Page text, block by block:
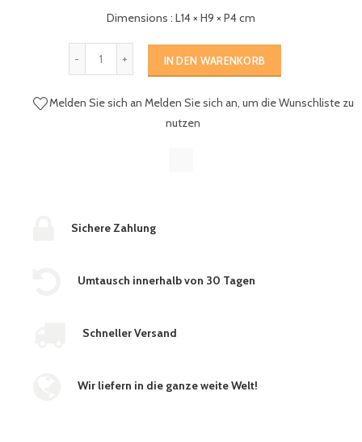
Dimensions : L14 × H9 × P4 cm
IN DEN WARENKORB
Melden Sie sich an Melden Sie sich an, um die Wunschliste zu
nutzen
Sichere Zahlung
Umtausch innerhalb von 30 Tagen
Schneller Versand
Wir liefern in die ganze weite Welt!